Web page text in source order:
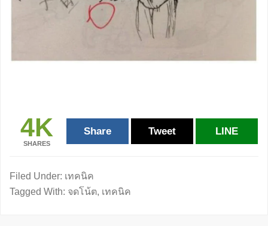
4K
SHARES
Share Tweet LINE
Filed Under: เทคนิค
Tagged With: จดโน้ต, เทคนิค